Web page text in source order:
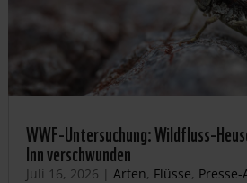
WWF-Untersuchung: Wildfluss-
Inn verschwunden
Juli 16, 2026 | Arten, Flüsse,